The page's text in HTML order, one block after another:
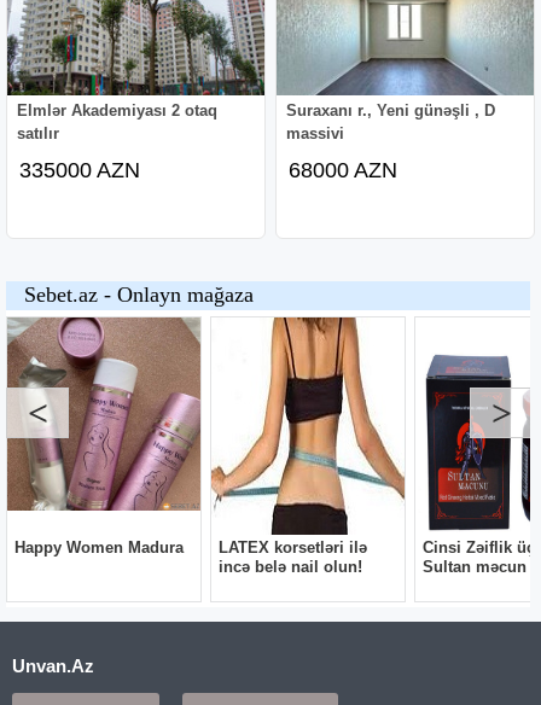
Elmlər Akademiyası 2 otaq
satılır
335000 AZN
Suraxanı r., Yeni günəşli , D
massivi
68000 AZN
Unvan.Az